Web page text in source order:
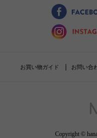
お買い物ガイド お問い合
Copyright ©